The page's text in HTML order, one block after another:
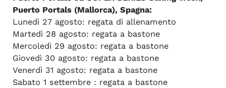
Puerto Portals (Mallorca), Spagna:
Lunedì 27 agosto: regata di allenamento
Martedì 28 agosto: regata a bastone
Mercoledì 29 agosto: regata a bastone
Giovedì 30 agosto: regata a bastone
Venerdì 31 agosto: regata a bastone
Sabato 1 settembre : regata a bastone